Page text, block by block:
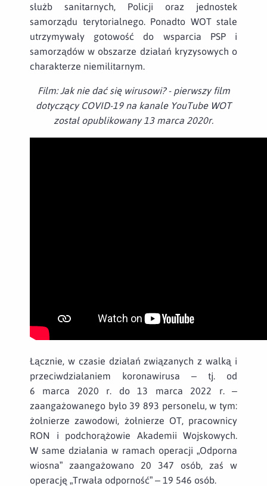
służb sanitarnych, Policji oraz jednostek
samorządu terytorialnego. Ponadto WOT stale
utrzymywały gotowość do wsparcia PSP i
samorządów w obszarze działań kryzysowych o
charakterze niemilitarnym.
Film: Jak nie dać się wirusowi? - pierwszy film
dotyczący COVID-19 na kanale YouTube WOT
został opublikowany 13 marca 2020r.
Łącznie, w czasie działań związanych z walką i
przeciwdziałaniem koronawirusa – tj. od
6 marca 2020 r. do 13 marca 2022 r. –
zaangażowanego było 39 893 personelu, w tym:
żołnierze zawodowi, żołnierze OT, pracownicy
RON i podchorążowie Akademii Wojskowych.
W same działania w ramach operacji „Odporna
wiosna” zaangażowano 20 347 osób, zaś w
operację „Trwała odporność” – 19 546 osób.